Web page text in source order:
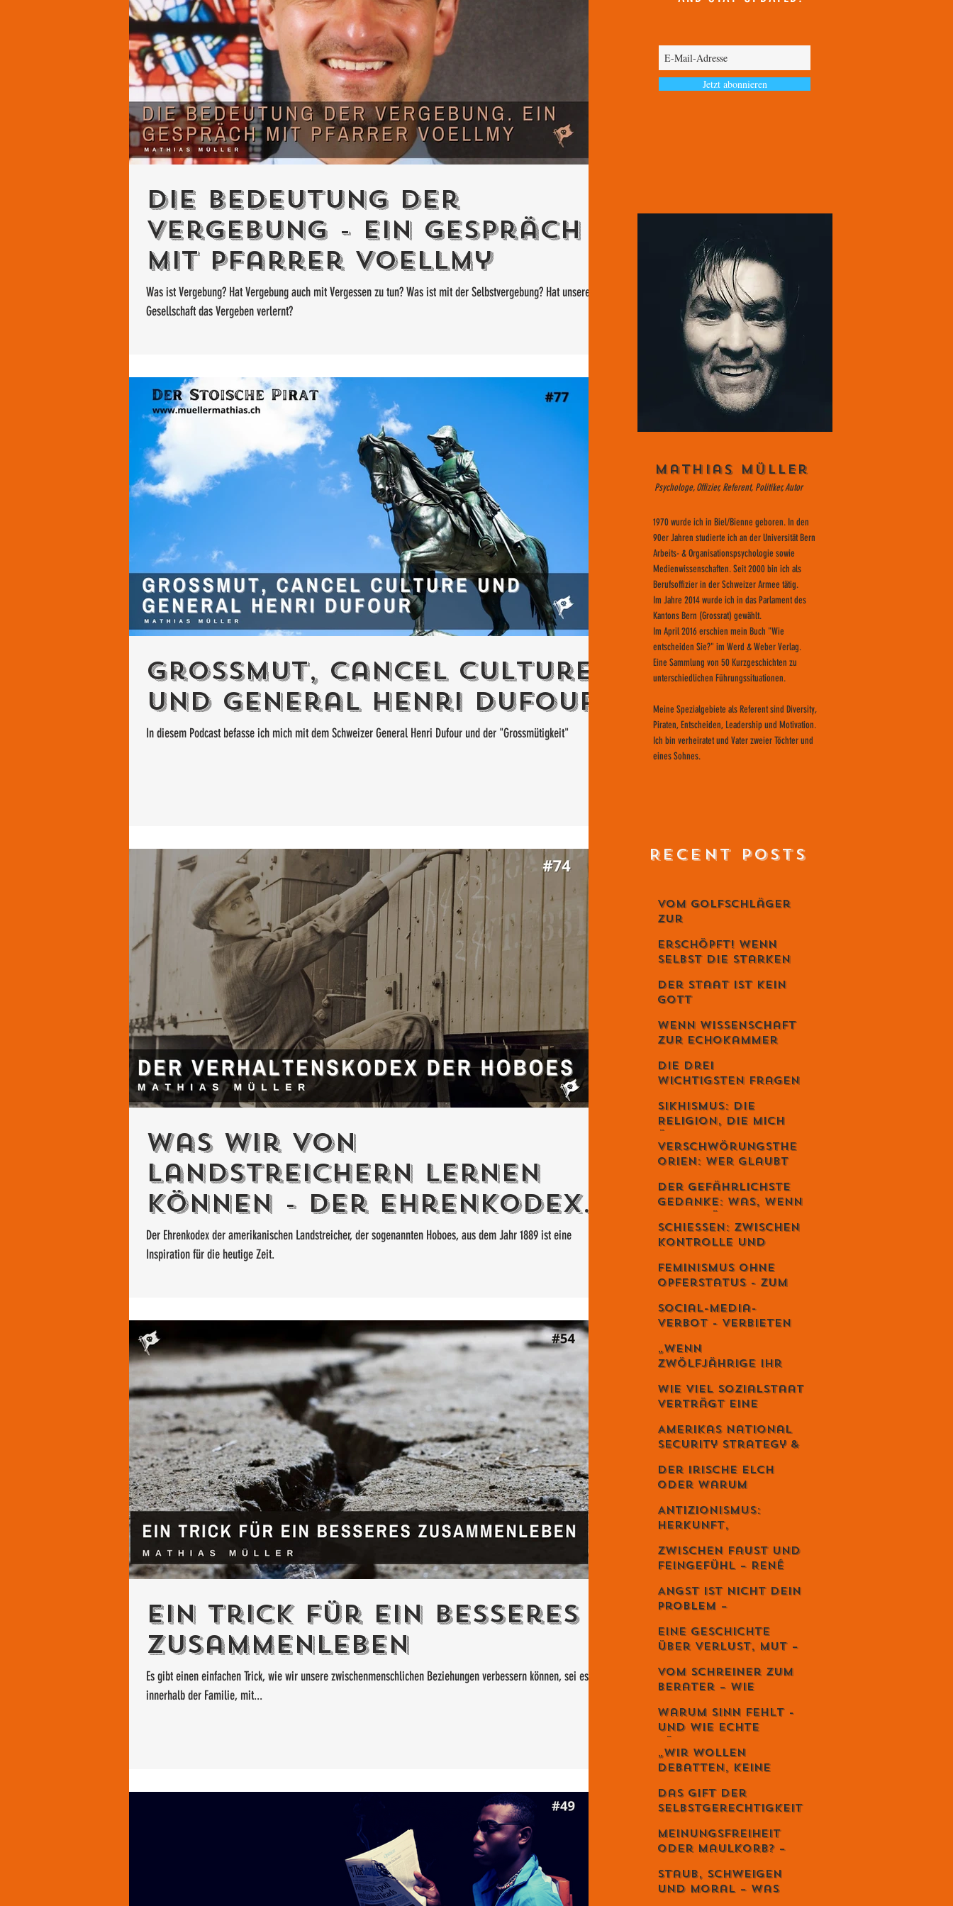
Die Bedeutung der
Vergebung - Ein Gespräch
mit Pfarrer Voellmy
Was ist Vergebung? Hat Vergebung auch mit Vergessen zu tun? Was ist mit der Selbstvergebung? Hat unsere
Gesellschaft das Vergeben verlernt?
Grossmut, Cancel Culture
und General Henri Dufour
In diesem Podcast befasse ich mich mit dem Schweizer General Henri Dufour und der "Grossmütigkeit"
Was wir von
Landstreichern lernen
können - Der Ehrenkodex
der Hoboes
Der Ehrenkodex der amerikanischen Landstreicher, der sogenannten Hoboes, aus dem Jahr 1889 ist eine
Inspiration für die heutige Zeit.
Ein Trick für ein besseres
Zusammenleben
Es gibt einen einfachen Trick, wie wir unsere zwischenmenschlichen Beziehungen verbessern können, sei es
innerhalb der Familie, mit...
Jetzt abonnieren
Mathias Müller
Psychologe, Offizier, Referent, Politiker, Autor
1970 wurde ich in Biel/Bienne geboren. In den
90er Jahren studierte ich an der Universität Bern
Arbeits- & Organisationspsychologie sowie
Medienwissenschaften. Seit 2000 bin ich als
Berufsoffizier in der Schweizer Armee tätig.
Im Jahre 2014 wurde ich in das Parlament des
Kantons Bern (Grossrat) gewählt.
Im April 2016 erschien mein Buch "Wie
entscheiden Sie?" im Werd & Weber Verlag.
Eine Sammlung von 50 Kurzgeschichten zu
unterschiedlichen Führungssituationen.
Meine Spezialgebiete als Referent sind Diversity,
Piraten, Entscheiden, Leadership und Motivation.
Ich bin verheiratet und Vater zweier Töchter und
eines Sohnes.
RECENT POSTS
Vom Golfschläger
zur
Erschöpft! Wenn
selbst die Starken
Gespräch mit
Unternehmer Lukas
Jampen
Der Staat ist kein
Gott
Wenn Wissenschaft
zur Echokammer
Die drei
wichtigsten Fragen
Sikhismus: Die
Religion, die mich
und die sich
erstaunlich
schweizerisch
anfühlt
Verschwörungsthe
orien: Wer glaubt
und warum du dich
dabei
wahrscheinlich
irrst
Der gefährlichste
Gedanke: Was, wenn
Der Schweizer Tom
Clancy im Gespräch
Schiessen: Zwischen
Kontrolle und
es wie Meditation
wirkt
Feminismus ohne
Opferstatus - Zum
Meta von Salis
Social-Media-
Verbot - Verbieten
„Wenn
Zwölfjährige ihr
Iran-Aktivist
Sebastian Di
Benedetto über
Revolution,
Massaker und das
Schweigen des
Westens
Wie viel Sozialstaat
verträgt eine
Amerikas National
Security Strategy &
Weckruf oder
Kriegserklärung?
Der irische Elch
oder warum
gefährlich ist...
Antizionismus:
Herkunft,
Missverständnisse
Zwischen Faust und
Feingefühl – René
Kunst der
lebendigen Balance
Angst ist nicht dein
Problem –
zerstört dein
Leben.
Eine Geschichte
über Verlust, Mut –
unglaubliche
Kraft,
weiterzugehen.
Vom Schreiner zum
Berater – Wie
Menschen wirklich
reicher macht
Warum Sinn fehlt -
und wie echte
zurückbringt
„Wir wollen
Debatten, keine
Gracia übernimmt
den Schweizer
Monat
Das Gift der
Selbstgerechtigkeit
es zu entgiften
Meinungsfreiheit
oder Maulkorb? –
auf Diskriminierung
die wahre Freiheit
Staub, Schweigen
und Moral – was